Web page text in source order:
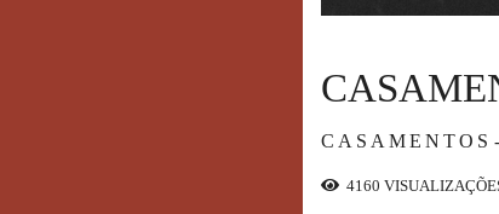
CASAMENTOS
4160